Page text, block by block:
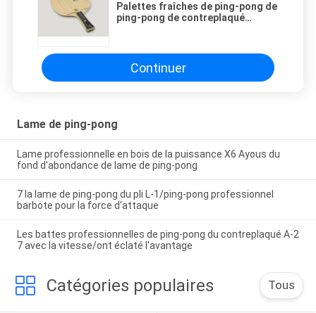
Palettes fraîches de ping-pong de
ping-pong de contreplaqué
vitesse
Continuer
Lame de ping-pong
Lame professionnelle en bois de la puissance X6 Ayous du
fond d'abondance de lame de ping-pong
7 la lame de ping-pong du pli L-1/ping-pong professionnel
barbote pour la force d'attaque
Les battes professionnelles de ping-pong du contreplaqué A-2
7 avec la vitesse/ont éclaté l'avantage
Catégories populaires Tous